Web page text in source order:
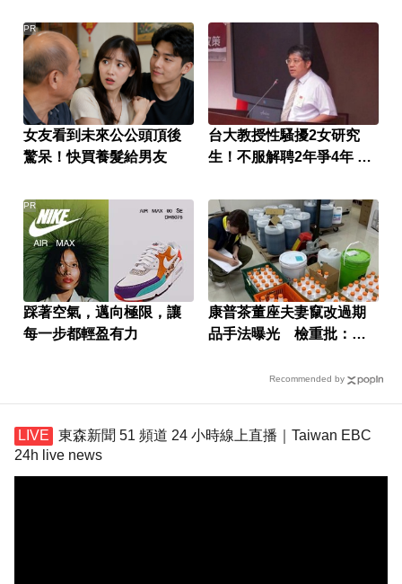
女友看到未來公公頭頂後
驚呆！快買養髮給男友
PR
台大教授性騷擾2女研究
生！不服解聘2年爭4年 結
踩著空氣，邁向極限，讓
每一步都輕盈有力
PR
康普茶董座夫妻竄改過期
品手法曝光 檢重批：食
Recommended by
東森新聞 51 頻道 24 小時線上直播｜Taiwan EBC
24h live news